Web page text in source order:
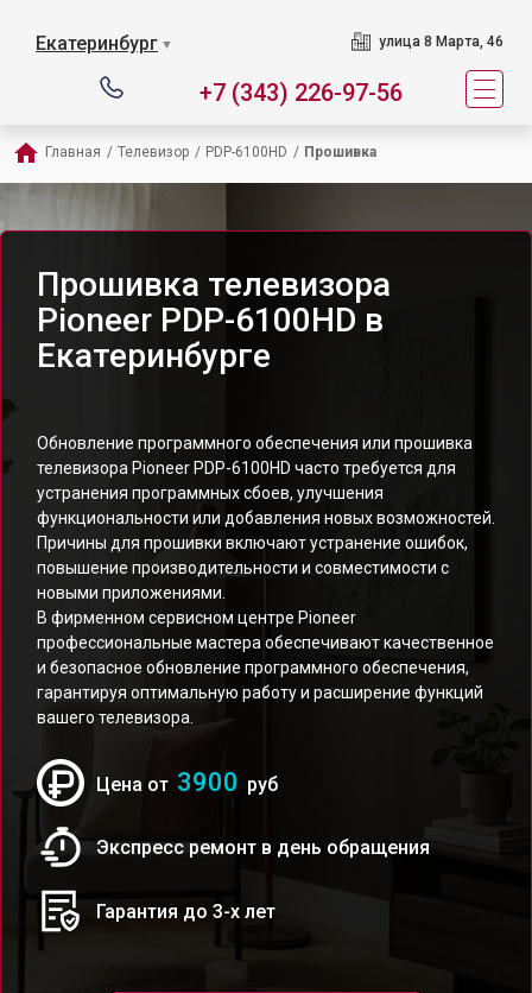
Екатеринбург ▼ улица 8 Марта, 46
+7 (343) 226-97-56
Главная / Телевизор / PDP-6100HD / Прошивка
Прошивка телевизора
Pioneer PDP-6100HD в
Екатеринбурге
Обновление программного обеспечения или прошивка
телевизора Pioneer PDP-6100HD часто требуется для
устранения программных сбоев, улучшения
функциональности или добавления новых возможностей.
Причины для прошивки включают устранение ошибок,
повышение производительности и совместимости с
новыми приложениями.
В фирменном сервисном центре Pioneer
профессиональные мастера обеспечивают качественное
и безопасное обновление программного обеспечения,
гарантируя оптимальную работу и расширение функций
вашего телевизора.
Цена от 3900 руб
Экспресс ремонт в день обращения
Гарантия до 3-х лет